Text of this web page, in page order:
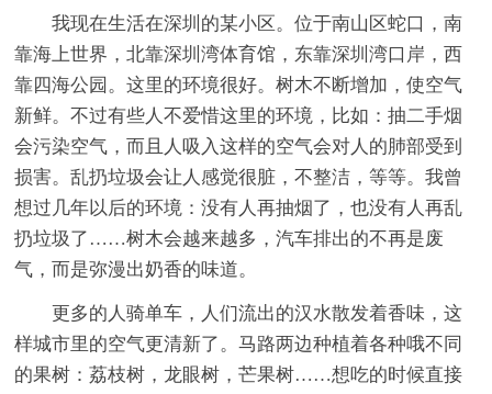
我现在生活在深圳的某小区。位于南山区蛇口，南
靠海上世界，北靠深圳湾体育馆，东靠深圳湾口岸，西
靠四海公园。这里的环境很好。树木不断增加，使空气
新鲜。不过有些人不爱惜这里的环境，比如：抽二手烟
会污染空气，而且人吸入这样的空气会对人的肺部受到
损害。乱扔垃圾会让人感觉很脏，不整洁，等等。我曾
想过几年以后的环境：没有人再抽烟了，也没有人再乱
扔垃圾了……树木会越来越多，汽车排出的不再是废
气，而是弥漫出奶香的味道。
更多的人骑单车，人们流出的汉水散发着香味，这
样城市里的空气更清新了。马路两边种植着各种哦不同
的果树：荔枝树，龙眼树，芒果树……想吃的时候直接